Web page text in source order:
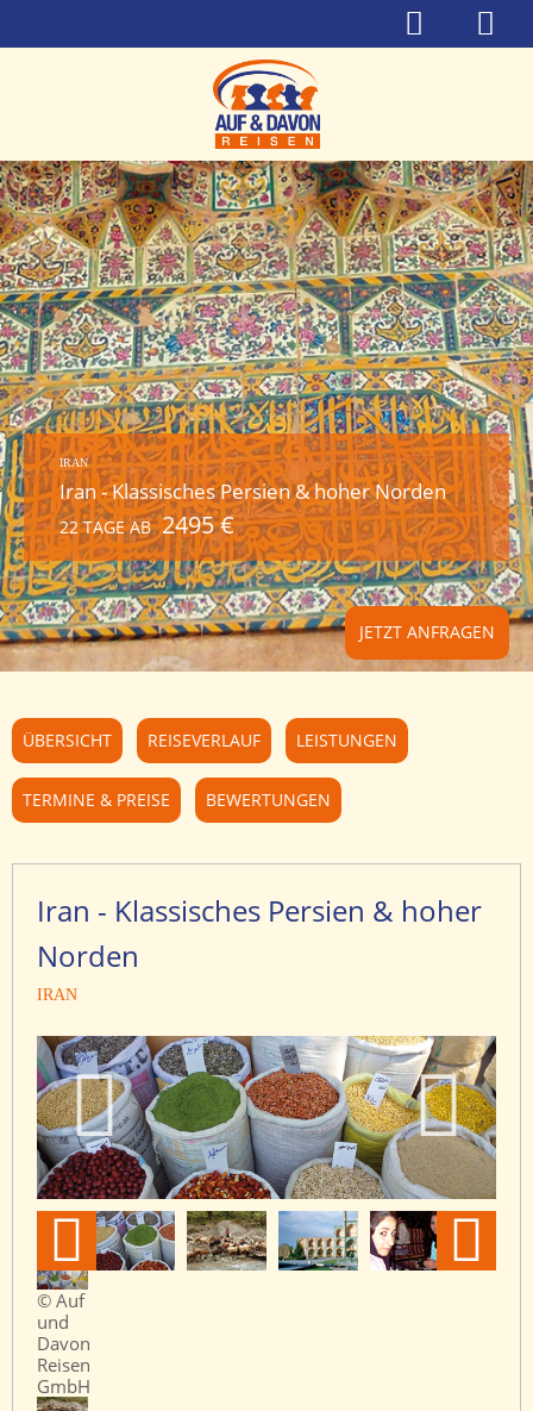
IRAN
Iran - Klassisches Persien & hoher Norden
22 TAGE AB 2495 €
JETZT ANFRAGEN
ÜBERSICHT REISEVERLAUF LEISTUNGEN
TERMINE & PREISE BEWERTUNGEN
Iran - Klassisches Persien & hoher
Norden
IRAN
© Auf
und
Davon
Reisen
GmbH